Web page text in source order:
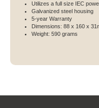
Utilizes a full size IEC
Galvanized steel housing
5-year Warranty
Dimensions: 88 x 160 x
Weight: 590 grams